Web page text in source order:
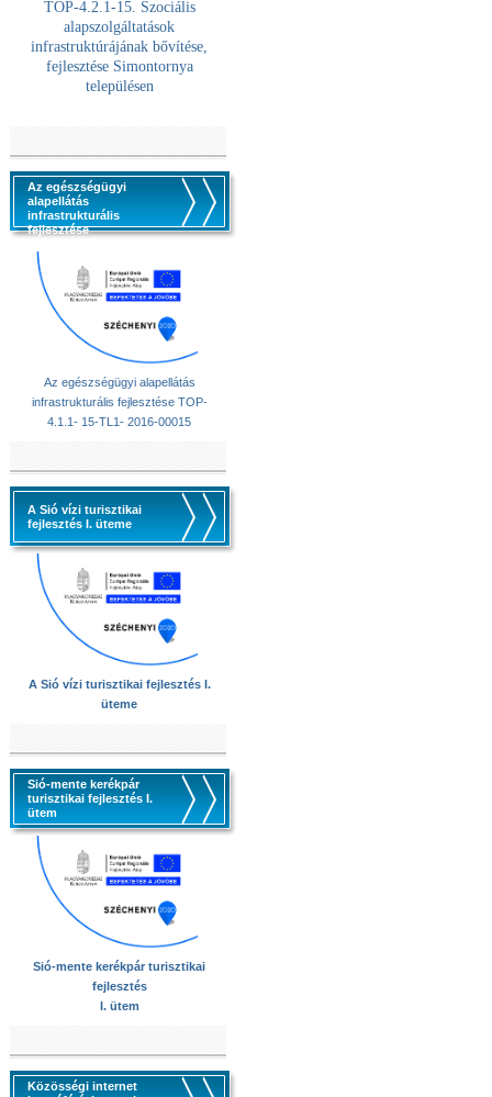
TOP-4.2.1-15. Szociális
alapszolgáltatások
infrastruktúrájának bővítése,
fejlesztése Simontornya
településen
Az egészségügyi
alapellátás
infrastrukturális
fejlesztése
Az egészségügyi alapellátás
infrastrukturális fejlesztése TOP-
4.1.1- 15-TL1- 2016-00015
A Sió vízi turisztikai
fejlesztés I. üteme
A Sió vízi turisztikai fejlesztés I.
üteme
Sió-mente kerékpár
turisztikai fejlesztés I.
ütem
Sió-mente kerékpár turisztikai
fejlesztés
I. ütem
Közösségi internet